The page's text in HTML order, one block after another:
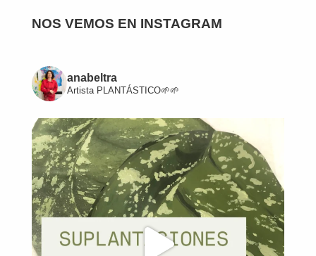
NOS VEMOS EN INSTAGRAM
anabeltra
Artista PLANTÁSTICO🌱🌱